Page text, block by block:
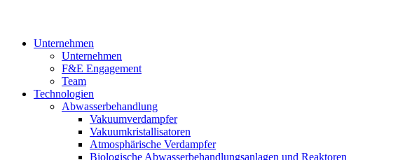
Unternehmen
Unternehmen
F&E Engagement
Team
Technologien
Abwasserbehandlung
Vakuumverdampfer
Vakuumkristallisatoren
Atmosphärische Verdampfer
Biologische Abwasserbehandlungsanlagen und Reaktoren